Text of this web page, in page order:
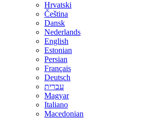
Hrvatski
Čeština
Dansk
Nederlands
English
Estonian
Persian
Français
Deutsch
עברית
Magyar
Italiano
Macedonian